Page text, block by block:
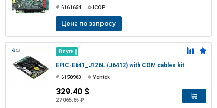
6161654 ICOP
Цена по запросу
В пути
EPIC-E641_J126L (J6412) with COM cables kit
6158983 Yentek
329.40 $
27 065.65 ₽